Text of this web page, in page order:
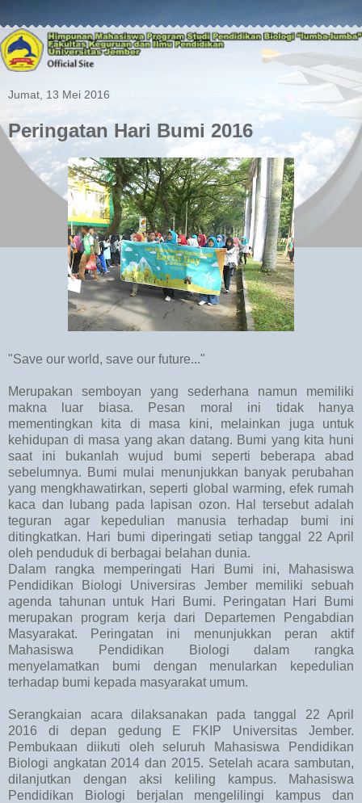
Jumat, 13 Mei 2016
Peringatan Hari Bumi 2016
"Save our world, save our future..."
Merupakan semboyan yang sederhana namun memiliki
makna luar biasa. Pesan moral ini tidak hanya
mementingkan kita di masa kini, melainkan juga untuk
kehidupan di masa yang akan datang. Bumi yang kita huni
saat ini bukanlah wujud bumi seperti beberapa abad
sebelumnya. Bumi mulai menunjukkan banyak perubahan
yang mengkhawatirkan, seperti global warming, efek rumah
kaca dan lubang pada lapisan ozon. Hal tersebut adalah
teguran agar kepedulian manusia terhadap bumi ini
ditingkatkan. Hari bumi diperingati setiap tanggal 22 April
oleh penduduk di berbagai belahan dunia.
Dalam rangka memperingati Hari Bumi ini, Mahasiswa
Pendidikan Biologi Universiras Jember memiliki sebuah
agenda tahunan untuk Hari Bumi. Peringatan Hari Bumi
merupakan program kerja dari Departemen Pengabdian
Masyarakat. Peringatan ini menunjukkan peran aktif
Mahasiswa Pendidikan Biologi dalam rangka
menyelamatkan bumi dengan menularkan kepedulian
terhadap bumi kepada masyarakat umum.
Serangkaian acara dilaksanakan pada tanggal 22 April
2016 di depan gedung E FKIP Universitas Jember.
Pembukaan diikuti oleh seluruh Mahasiswa Pendidikan
Biologi angkatan 2014 dan 2015. Setelah acara sambutan,
dilanjutkan dengan aksi keliling kampus. Mahasiswa
Pendidikan Biologi berjalan mengelilingi kampus dan